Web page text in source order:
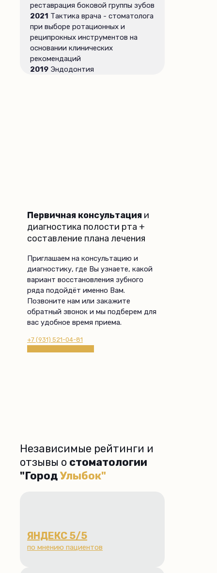
реставрация боковой группы зубов
2021 Тактика врача - стоматолога
при выборе ротационных и
реципрокных инструментов на
основании клинических
рекомендаций
2019Эндодонтия
Первичная консультация и
диагностика полости рта +
составление плана лечения
Приглашаем на консультацию и
диагностику, где Вы узнаете, какой
вариант восстановления зубного
ряда подойдёт именно Вам.
Позвоните нам или закажите
обратный звонок и мы подберем для
вас удобное время приема.
+7 (931) 521-04-81
Независимые рейтинги и
отзывы о стоматологии
"ГородУлыбок"
ЯНДЕКС 5/5
по мнению пациентов